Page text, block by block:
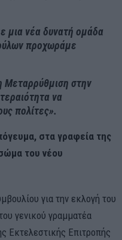
μια νέα δυνατή ομάδα
προχωράμε
Μεταρρύθμιση στην
να
πολίτες».
στα γραφεία της
του νέου
για την εκλογή του
γενικού γραμματέα
Εκτελεστικής Επιτροπής